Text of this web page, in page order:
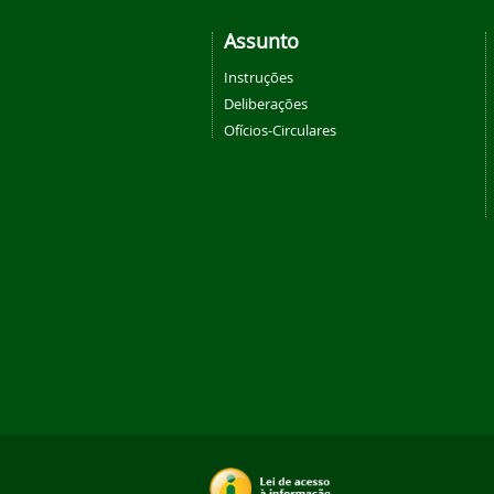
Assunto
Instruções
Deliberações
Ofícios-Circulares